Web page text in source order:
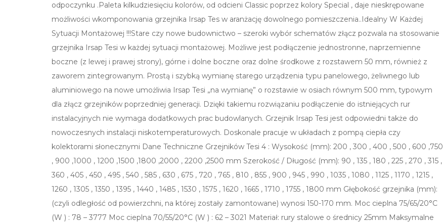
odpoczynku .Paleta kilkudziesięciu kolorów, od odcieni Classic poprzez kolory Special , daje nieskrępowane
możliwości wkomponowania grzejnika Irsap Tes w aranżację dowolnego pomieszczenia..Idealny W Każdej
Sytuacji Montażowej !!!Stare czy nowe budownictwo – szeroki wybór schematów złącz pozwala na stosowanie
grzejnika Irsap Tesi w każdej sytuacji montażowej. Możliwe jest podłączenie jednostronne, naprzemienne
boczne (z lewej i prawej strony), górne i dolne boczne oraz dolne środkowe z rozstawem 50 mm, również z
zaworem zintegrowanym. Prostą i szybką wymianę starego urządzenia typu panelowego, żeliwnego lub
aluminiowego na nowe umożliwia Irsap Tesi „na wymianę” o rozstawie w osiach równym 500 mm, typowym
dla złącz grzejników poprzedniej generacji. Dzięki takiemu rozwiązaniu podłączenie do istniejących rur
instalacyjnych nie wymaga dodatkowych prac budowlanych. Grzejnik Irsap Tesi jest odpowiedni także do
nowoczesnych instalacji niskotemperaturowych. Doskonale pracuje w układach z pompą ciepła czy
kolektorami słonecznymi Dane Techniczne Grzejników Tesi 4 : Wysokość (mm): 200 , 300 , 400 , 500 , 600 ,750
, 900 ,1000 , 1200 ,1500 ,1800 ,2000 , 2200 ,2500 mm Szerokość / Długość (mm): 90 , 135 , 180 , 225 , 270 , 315 ,
360 , 405 , 450 , 495 , 540 , 585 , 630 , 675 , 720 , 765 , 810 , 855 , 900 , 945 , 990 , 1035 , 1080 , 1125 , 1170 , 1215 ,
1260 , 1305 , 1350 , 1395 , 1440 , 1485 , 1530 , 1575 , 1620 , 1665 , 1710 , 1755 , 1800 mm Głębokość grzejnika (mm):
(czyli odległość od powierzchni, na której zostały zamontowane) wynosi 150-170 mm. Moc cieplna 75/65/20°C
(W ) : 78 – 3777 Moc cieplna 70/55/20°C (W ) : 62 – 3021 Materiał: rury stalowe o średnicy 25mm Maksymalne